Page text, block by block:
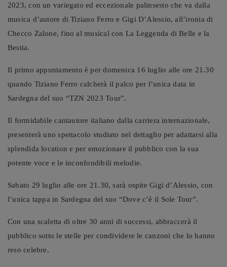
2023, con un variegato ed eccezionale palinsesto che va dalla
musica d’autore di Tiziano Ferro e Gigi D’Alessio, all’ironia di
Checco Zalone, fino al musical con La Leggenda di Belle e la
Bestia.
Il primo appuntamento è per domenica 16 luglio alle ore 21.30
quando Tiziano Ferro calcherà il palco per l’unica data in
Sardegna del suo “TZN 2023 Tour”.
Il formidabile cantautore italiano dalla carriera internazionale,
presenterà uno spettacolo studiato nel dettaglio per adattarsi alla
splendida location e per emozionare il pubblico con la sua
potente voce e le inconfondibili melodie.
Sabato 29 luglio alle ore 21.30, sarà ospite Gigi d’Alessio, con
l’unica tappa in Sardegna del suo “Dove c’è il Sole Tour”.
Con una scaletta di oltre 30 anni di successi, abbraccerà il
pubblico sotto le stelle per condividere le canzoni che lo hanno
reso celebre.